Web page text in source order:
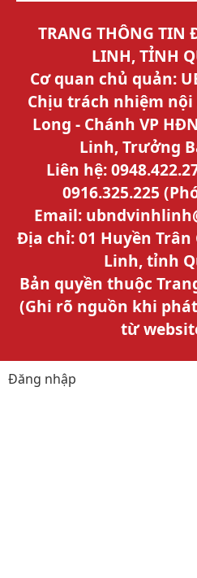
TRANG THÔNG TIN
LINH, TỈNH
Cơ quan chủ quản:
Chịu trách nhiệm nội
Long - Chánh VP
Linh, Trưởng
Liên hệ:
0916.325.225
Email:
Địa chỉ: 01 Huyền Trân
Linh, tỉnh
Bản quyền thuộc
(Ghi rõ nguồn khi
từ
Đăng nhập